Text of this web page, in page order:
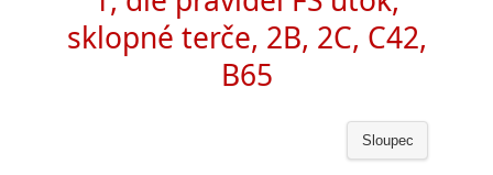
sklopné terče, 2B, 2C, C42,
B65
Sloupec